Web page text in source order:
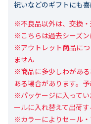
祝いなどのギフトにも喜
※不良品以外は、交換・
※こちらは過去シーズ
※アウトレット商品に
ません
※商品に多少しわがあ
ある場合があります。
※パッケージに入って
ールに入れ替えて出荷す
※カラーによりセール